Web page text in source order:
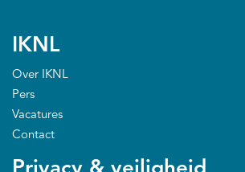
IKNL
Over IKNL
Pers
Vacatures
Contact